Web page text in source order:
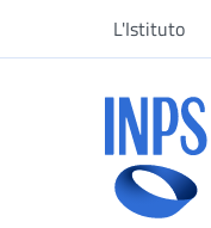
L'Istituto